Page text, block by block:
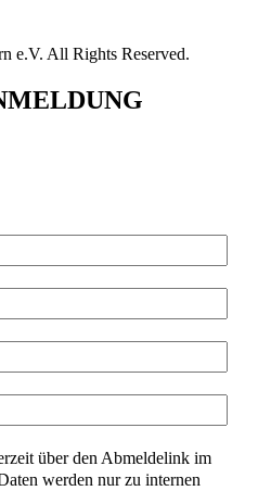
e.V. All Rights Reserved.
über den Abmeldelink im
werden nur zu internen